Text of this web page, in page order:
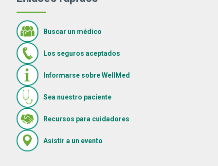
Buscar un médico
Los seguros aceptados
Informarse sobre WellMed
Sea nuestro paciente
Recursos para cuidadores(Se abre en una ventana
Asistir a un evento(Se abre en una ventana nueva)